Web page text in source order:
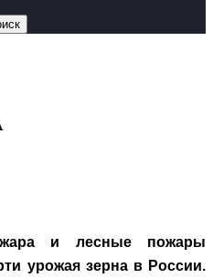
жара и лесные пожары
урожая зерна в России.